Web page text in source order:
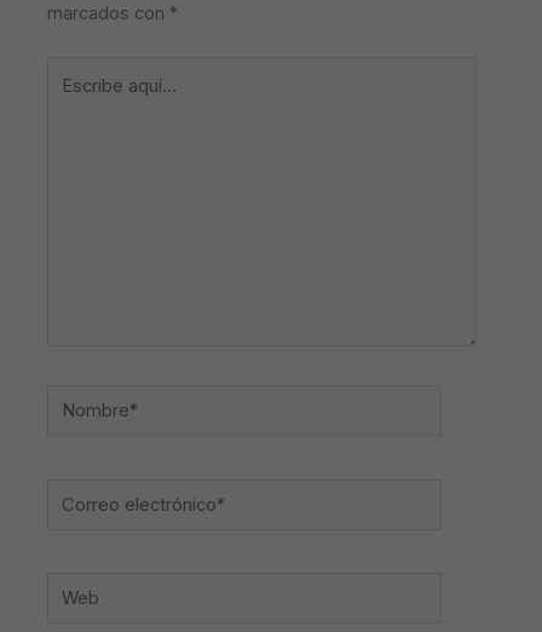
marcados con *
Nombre*
Correo
Web